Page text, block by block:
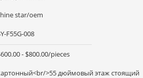
star/oem
F55G-008
- $800.00/pieces
>55 дюймовый этаж стоящий